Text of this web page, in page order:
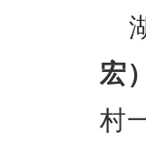
宏）
村